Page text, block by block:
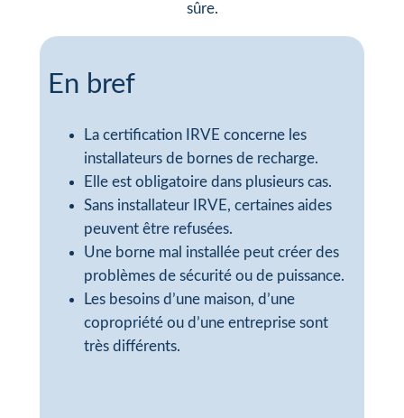
sûre.
En bref
La certification IRVE concerne les
installateurs de bornes de recharge.
Elle est obligatoire dans plusieurs cas.
Sans installateur IRVE, certaines aides
peuvent être refusées.
Une borne mal installée peut créer des
problèmes de sécurité ou de puissance.
Les besoins d’une maison, d’une
copropriété ou d’une entreprise sont
très différents.